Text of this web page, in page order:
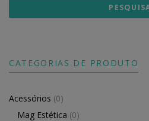
CATEGORIAS DE PRODUTO
Acessórios (0)
Mag Estética (0)